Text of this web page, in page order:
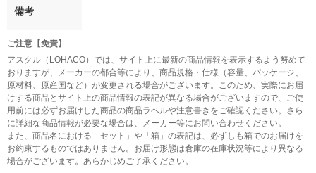
備考
ご注意【免責】
アスクル（LOHACO）では、サイト上に最新の商品情報を表示するよう努めて
おりますが、メーカーの都合等により、商品規格・仕様（容量、パッケージ、
原材料、原産国など）が変更される場合がございます。このため、実際にお届
けする商品とサイト上の商品情報の表記が異なる場合がございますので、ご使
用前には必ずお届けした商品の商品ラベルや注意書きをご確認ください。さら
に詳細な商品情報が必要な場合は、メーカー等にお問い合わせください。
また、商品名における「セット」や「箱」の表記は、必ずしも箱でのお届けを
お約束するものではありません。お届け形態は倉庫の在庫状況等により異なる
場合がございます。あらかじめご了承ください。